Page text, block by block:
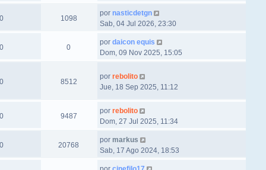
0 1098
por nasticdetgn
Sab, 04 Jul 2026, 23:30
0 0
por daicon equis
Dom, 09 Nov 2025, 15:05
0 8512
por rebolito
Jue, 18 Sep 2025, 11:12
0 9487
por rebolito
Dom, 27 Jul 2025, 11:34
0 20768
por markus
Sab, 17 Ago 2024, 18:53